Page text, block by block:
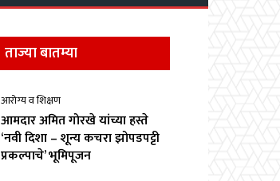
ताज्या बातम्या
आरोग्य व शिक्षण
आमदार अमित गोरखे यांच्या हस्ते
‘नवी दिशा – शून्य कचरा झोपडपट्टी
प्रकल्पाचे’ भूमिपूजन